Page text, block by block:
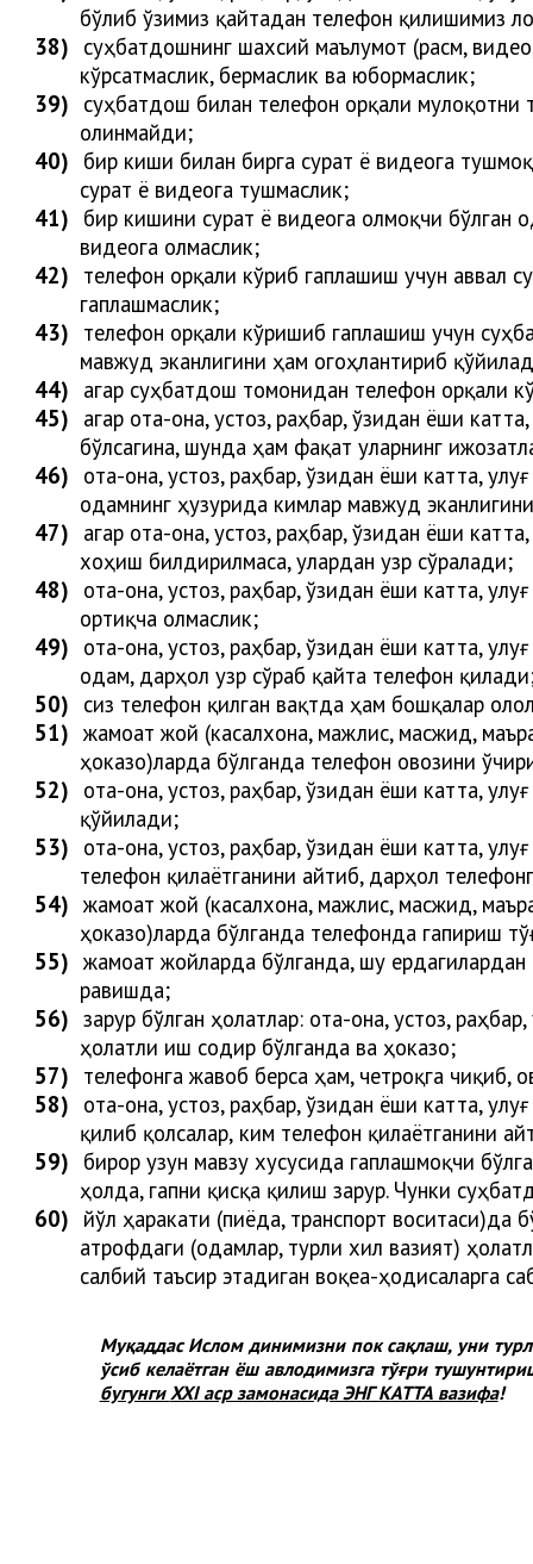
бўлиб ўзимиз қайтадан телефон қилишимиз
38) суҳбатдошнинг шахсий маълумот (расм,
кўрсатмаслик, бермаслик ва юбормаслик;
39) суҳбатдош билан телефон орқали
олинмайди;
40) бир киши билан бирга сурат ё видеога
сурат ё видеога тушмаслик;
41) бир кишини сурат ё видеога олмоқчи бўлган
видеога олмаслик;
42) телефон орқали кўриб гаплашиш учун аввал
гаплашмаслик;
43) телефон орқали кўришиб гаплашиш учун
мавжуд эканлигини ҳам огоҳлантириб қўйи
44) агар суҳбатдош томонидан телефон орқали
45) агар ота-она, устоз, раҳбар, ўзидан ёши
бўлсагина, шунда ҳам фақат уларнинг
46) ота-она, устоз, раҳбар, ўзидан ёши катта,
одамнинг ҳузурида кимлар мавжуд
47) агар ота-она, устоз, раҳбар, ўзидан ёши
хоҳиш билдирилмаса, улардан узр сўралади;
48) ота-она, устоз, раҳбар, ўзидан ёши катта,
ортиқча олмаслик;
49) ота-она, устоз, раҳбар, ўзидан ёши катта,
одам, дарҳол узр сўраб қайта телефон қилади
50) сиз телефон қилган вақтда ҳам бошқалар
51) жамоат жой (касалхона, мажлис, масжид,
ҳоказо)ларда бўлганда телефон овозини
52) ота-она, устоз, раҳбар, ўзидан ёши катта,
қўйилади;
53) ота-она, устоз, раҳбар, ўзидан ёши катта,
телефон қилаётганини айтиб, дарҳол
54) жамоат жой (касалхона, мажлис, масжид,
ҳоказо)ларда бўлганда телефонда гапириш
55) жамоат жойларда бўлганда, шу
равишда;
56) зарур бўлган ҳолатлар: ота-она, устоз,
ҳолатли иш содир бўлганда ва ҳоказо;
57) телефонга жавоб берса ҳам, четроқга чиқиб,
58) ота-она, устоз, раҳбар, ўзидан ёши катта,
қилиб қолсалар,ким телефон қилаётганини
59) бирор узун мавзу хусусида гаплашмоқчи
ҳолда, гапни қисқа қилиш зарур. Чунки
60) йўл ҳаракати (пиёда, транспорт
атрофдаги (одамлар, турли хил вазият)
салбий таъсир этадиган воқеа-ҳодисаларга
Муқаддас Ислом динимизни пок сақлаш, уни
ўсиб келаётган ёш авлодимизга тўғри
бугунгиXXI аср замонасида ЭНГ КАТТА вазифа!